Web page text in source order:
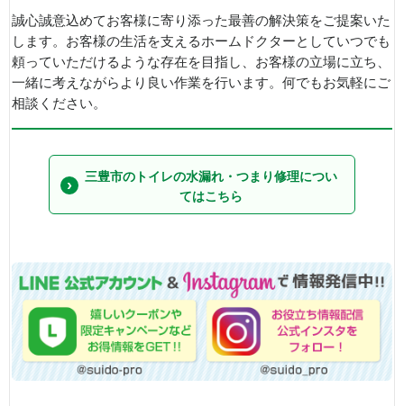
誠心誠意込めてお客様に寄り添った最善の解決策をご提案いた
します。お客様の生活を支えるホームドクターとしていつでも
頼っていただけるような存在を目指し、お客様の立場に立ち、
一緒に考えながらより良い作業を行います。何でもお気軽にご
相談ください。
三豊市のトイレの水漏れ・つまり修理につい
てはこちら